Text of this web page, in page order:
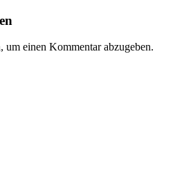
um einen Kommentar abzugeben.